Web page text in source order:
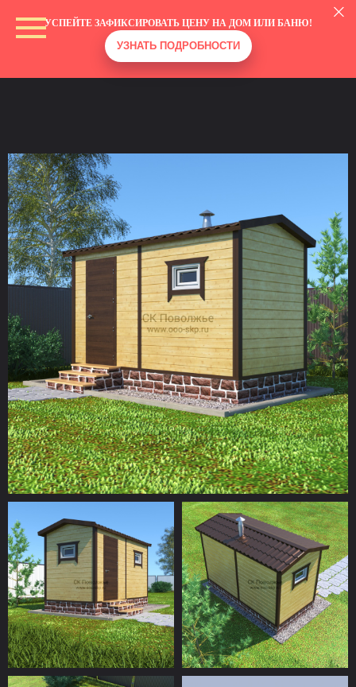
УСПЕЙТЕ ЗАФИКСИРОВАТЬ ЦЕНУ НА ДОМ ИЛИ БАНЮ!
УЗНАТЬ ПОДРОБНОСТИ